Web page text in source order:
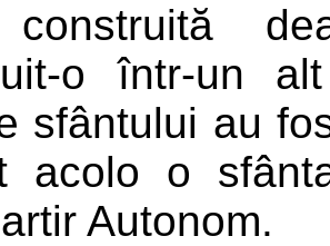
construită
o într-un
sfântului au
acolo o
Autonom.